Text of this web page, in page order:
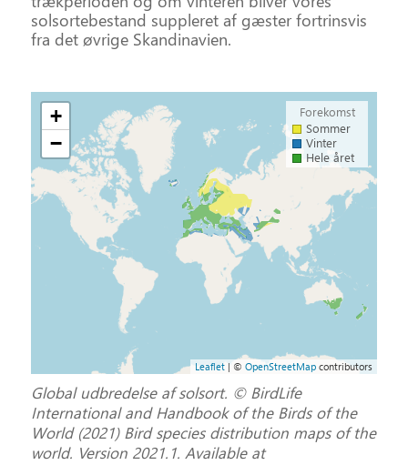
solsortebestand suppleret af gæster fortrinsvis
fra det øvrige Skandinavien.
+
−
Forekomst
Sommer
Vinter
Hele året
Leaflet | ©OpenStreetMap contributors
Global udbredelse af solsort. © BirdLife
International and Handbook of the Birds of the
World (2021) Bird species distribution maps of the
world. Version 2021.1. Available at